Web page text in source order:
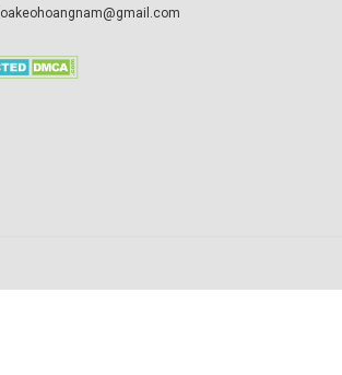
loakeohoangnam@gmail.com